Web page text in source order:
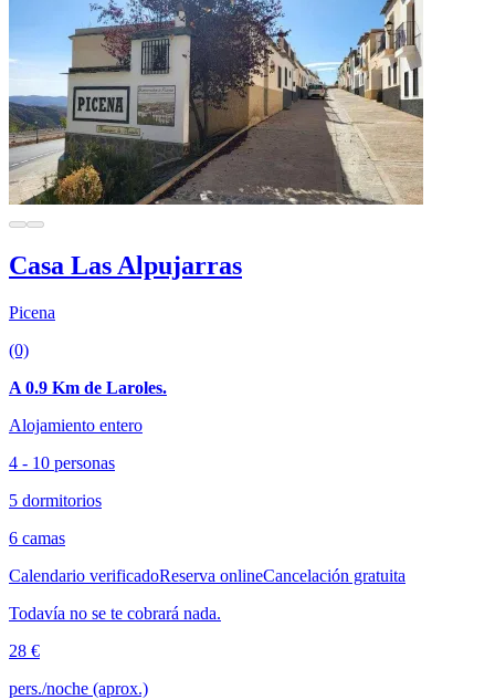
Casa Las Alpujarras
Picena
(0)
A 0.9 Km de Laroles.
Alojamiento entero
4 - 10 personas
5 dormitorios
6 camas
Calendario verificadoReserva onlineCancelación gratuita
Todavía no se te cobrará nada.
28 €
pers./noche (aprox.)